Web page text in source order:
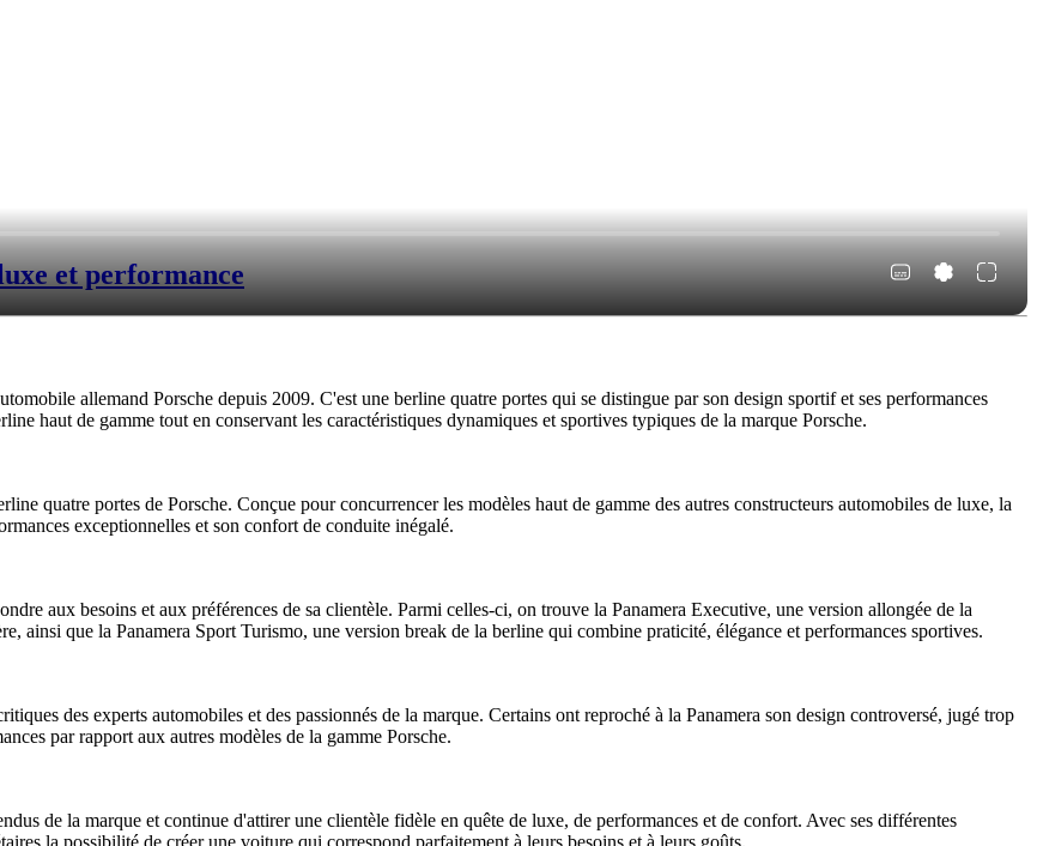
et performance
allemand Porsche depuis 2009. C'est une berline quatre portes qui se distingue par son design sportif et ses performances
haut de gamme tout en conservant les caractéristiques dynamiques et sportives typiques de la marque Porsche.
quatre portes de Porsche. Conçue pour concurrencer les modèles haut de gamme des autres constructeurs automobiles de luxe, la
exceptionnelles et son confort de conduite inégalé.
aux besoins et aux préférences de sa clientèle. Parmi celles-ci, on trouve la Panamera Executive, une version allongée de la
ainsi que la Panamera Sport Turismo, une version break de la berline qui combine praticité, élégance et performances sportives.
des experts automobiles et des passionnés de la marque. Certains ont reproché à la Panamera son design controversé, jugé trop
par rapport aux autres modèles de la gamme Porsche.
de la marque et continue d'attirer une clientèle fidèle en quête de luxe, de performances et de confort. Avec ses différentes